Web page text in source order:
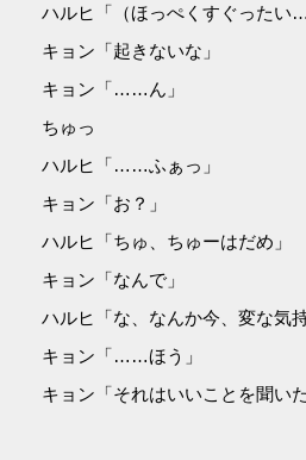
ハルヒ「（ほっぺくすぐったい
キョン「起きないな」
キョン「……ん」
ちゅっ
ハルヒ「……ふぁっ」
キョン「お？」
ハルヒ「ちゅ、ちゅーはだめ」
キョン「なんで」
ハルヒ「な、なんか今、変な気
キョン「……ほう」
キョン「それはいいことを聞いた